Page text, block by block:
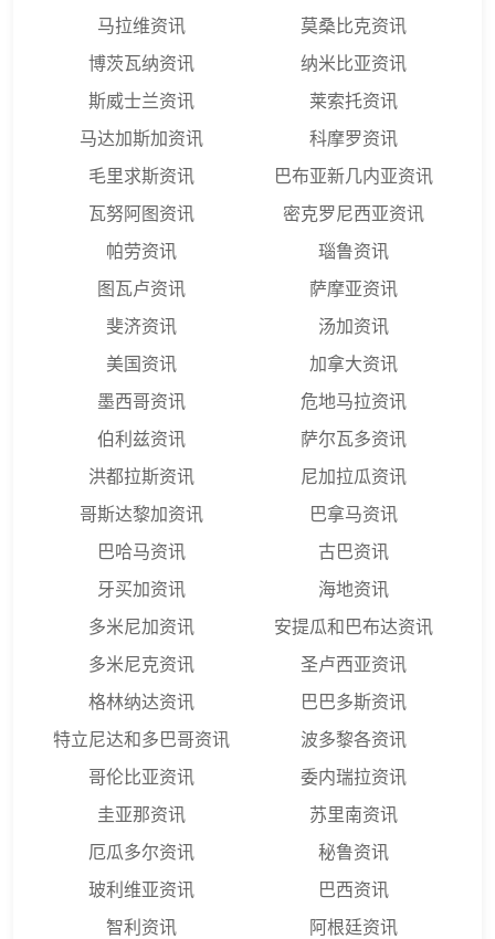
马拉维资讯
莫桑比克资讯
博茨瓦纳资讯
纳米比亚资讯
斯威士兰资讯
莱索托资讯
马达加斯加资讯
科摩罗资讯
毛里求斯资讯
巴布亚新几内亚资讯
瓦努阿图资讯
密克罗尼西亚资讯
帕劳资讯
瑙鲁资讯
图瓦卢资讯
萨摩亚资讯
斐济资讯
汤加资讯
美国资讯
加拿大资讯
墨西哥资讯
危地马拉资讯
伯利兹资讯
萨尔瓦多资讯
洪都拉斯资讯
尼加拉瓜资讯
哥斯达黎加资讯
巴拿马资讯
巴哈马资讯
古巴资讯
牙买加资讯
海地资讯
多米尼加资讯
安提瓜和巴布达资讯
多米尼克资讯
圣卢西亚资讯
格林纳达资讯
巴巴多斯资讯
特立尼达和多巴哥资讯
波多黎各资讯
哥伦比亚资讯
委内瑞拉资讯
圭亚那资讯
苏里南资讯
厄瓜多尔资讯
秘鲁资讯
玻利维亚资讯
巴西资讯
智利资讯
阿根廷资讯